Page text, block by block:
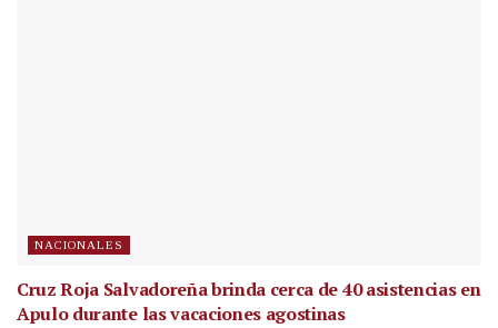
NACIONALES
Cruz Roja Salvadoreña brinda cerca de 40 asistencias en
Apulo durante las vacaciones agostinas